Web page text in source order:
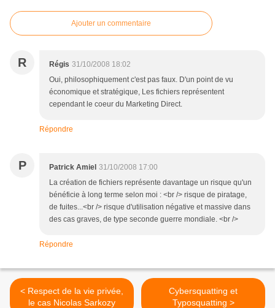
Ajouter un commentaire
R Régis 31/10/2008 18:02
Oui, philosophiquement c'est pas faux. D'un point de vu
économique et stratégique, Les fichiers représentent
cependant le coeur du Marketing Direct.
Répondre
P Patrick Amiel 31/10/2008 17:00
La création de fichiers représente davantage un risque qu'un
bénéficie à long terme selon moi : <br /> risque de piratage,
de fuites...<br /> risque d'utilisation négative et massive dans
des cas graves, de type seconde guerre mondiale. <br />
Répondre
< Respect de la vie privée,
le cas Nicolas Sarkozy
Cybersquatting et
Typosquatting >